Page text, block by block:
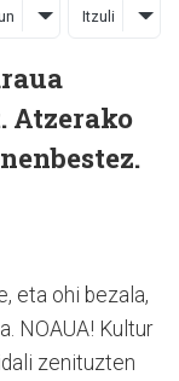
Itzuli
Atzerako
eta ohi bezala,
NOAUA! Kultur
zenituzten